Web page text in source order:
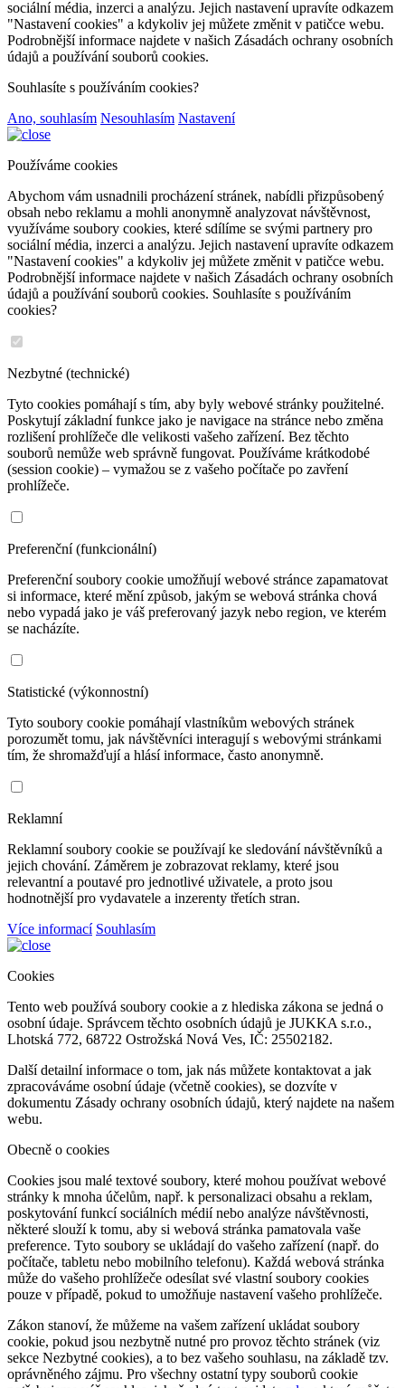
sociální média, inzerci a analýzu. Jejich nastavení upravíte odkazem
"Nastavení cookies" a kdykoliv jej můžete změnit v patičce webu.
Podrobnější informace najdete v našich Zásadách ochrany osobních
údajů a používání souborů cookies.
Souhlasíte s používáním cookies?
Ano, souhlasím Nesouhlasím Nastavení
Používáme cookies
Abychom vám usnadnili procházení stránek, nabídli přizpůsobený
obsah nebo reklamu a mohli anonymně analyzovat návštěvnost,
využíváme soubory cookies, které sdílíme se svými partnery pro
sociální média, inzerci a analýzu. Jejich nastavení upravíte odkazem
"Nastavení cookies" a kdykoliv jej můžete změnit v patičce webu.
Podrobnější informace najdete v našich Zásadách ochrany osobních
údajů a používání souborů cookies. Souhlasíte s používáním
cookies?
Nezbytné (technické)
Tyto cookies pomáhají s tím, aby byly webové stránky použitelné.
Poskytují základní funkce jako je navigace na stránce nebo změna
rozlišení prohlížeče dle velikosti vašeho zařízení. Bez těchto
souborů nemůže web správně fungovat. Používáme krátkodobé
(session cookie) – vymažou se z vašeho počítače po zavření
prohlížeče.
Preferenční (funkcionální)
Preferenční soubory cookie umožňují webové stránce zapamatovat
si informace, které mění způsob, jakým se webová stránka chová
nebo vypadá jako je váš preferovaný jazyk nebo region, ve kterém
se nacházíte.
Statistické (výkonnostní)
Tyto soubory cookie pomáhají vlastníkům webových stránek
porozumět tomu, jak návštěvníci interagují s webovými stránkami
tím, že shromažďují a hlásí informace, často anonymně.
Reklamní
Reklamní soubory cookie se používají ke sledování návštěvníků a
jejich chování. Záměrem je zobrazovat reklamy, které jsou
relevantní a poutavé pro jednotlivé uživatele, a proto jsou
hodnotnější pro vydavatele a inzerenty třetích stran.
Více informací Souhlasím
Cookies
Tento web používá soubory cookie a z hlediska zákona se jedná o
osobní údaje. Správcem těchto osobních údajů je JUKKA s.r.o.,
Lhotská 772, 68722 Ostrožská Nová Ves, IČ: 25502182.
Další detailní informace o tom, jak nás můžete kontaktovat a jak
zpracováváme osobní údaje (včetně cookies), se dozvíte v
dokumentu Zásady ochrany osobních údajů, který najdete na našem
webu.
Obecně o cookies
Cookies jsou malé textové soubory, které mohou používat webové
stránky k mnoha účelům, např. k personalizaci obsahu a reklam,
poskytování funkcí sociálních médií nebo analýze návštěvnosti,
některé slouží k tomu, aby si webová stránka pamatovala vaše
preference. Tyto soubory se ukládají do vašeho zařízení (např. do
počítače, tabletu nebo mobilního telefonu). Každá webová stránka
může do vašeho prohlížeče odesílat své vlastní soubory cookies
pouze v případě, pokud to umožňuje nastavení vašeho prohlížeče.
Zákon stanoví, že můžeme na vašem zařízení ukládat soubory
cookie, pokud jsou nezbytně nutné pro provoz těchto stránek (viz
sekce Nezbytné cookies), a to bez vašeho souhlasu, na základě tzv.
oprávněného zájmu. Pro všechny ostatní typy souborů cookie